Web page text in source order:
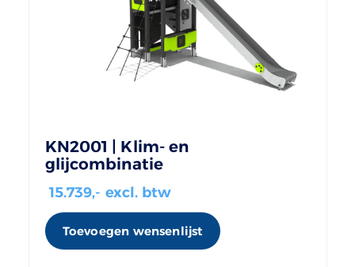
KN2001 | Klim- en
glijcombinatie
15.739,- excl. btw
Toevoegen wensenlijst